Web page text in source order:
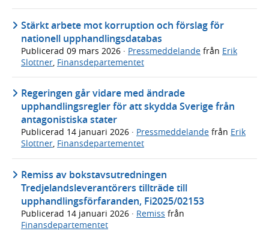
Stärkt arbete mot korruption och förslag för
nationell upphandlingsdatabas
Publicerad 09 mars 2026 · Pressmeddelande från Erik
Slottner Finansdepartementet
Regeringen går vidare med ändrade
upphandlingsregler för att skydda Sverige från
antagonistiska stater
Publicerad 14 januari 2026 · Pressmeddelande från Erik
Slottner, Finansdepartementet
Remiss av bokstavsutredningen
Tredjelandsleverantörers tillträde till
upphandlingsförfaranden, Fi2025/02153
Publicerad 14 januari 2026 · Remiss från
Finansdepartementet